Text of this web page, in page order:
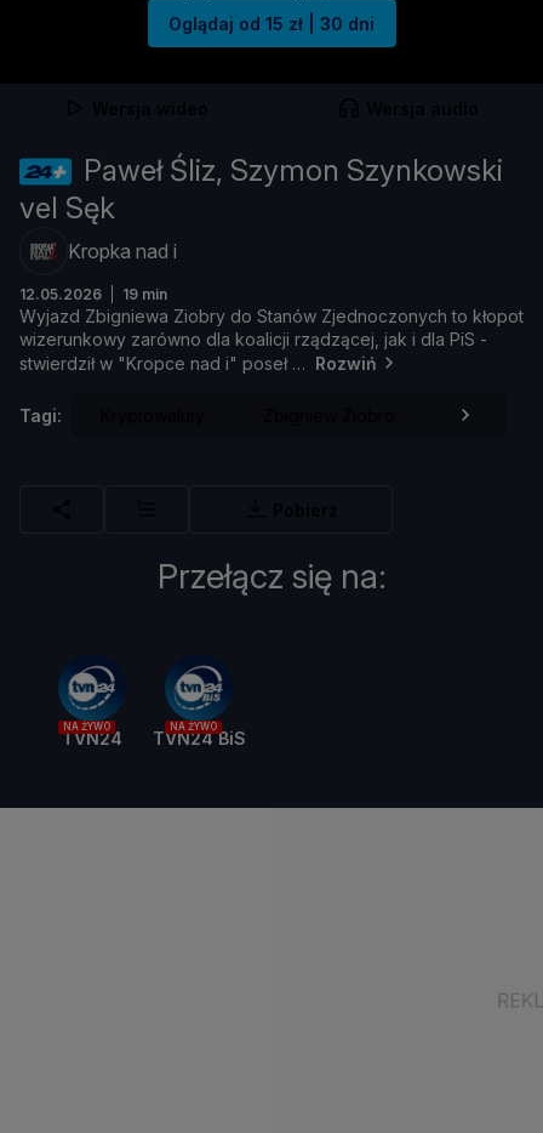
Oglądaj od 15 zł | 30 dni
Paweł Śliz, Szymon Szynkowski
vel Sęk
Kropka nad i
12.05.2026 19 min
Wyjazd Zbigniewa Ziobry do Stanów Zjednoczonychto kłopot
wizerunkowy zarówno dla koalicji rządzącej, jak i dla PiS -
stwierdziłw "Kropce nad i" poseł Rozwiń
Tagi:
Przełącz się na:
NA ŻYWO
TVN24
NA ŻYWO
TVN24 BiS